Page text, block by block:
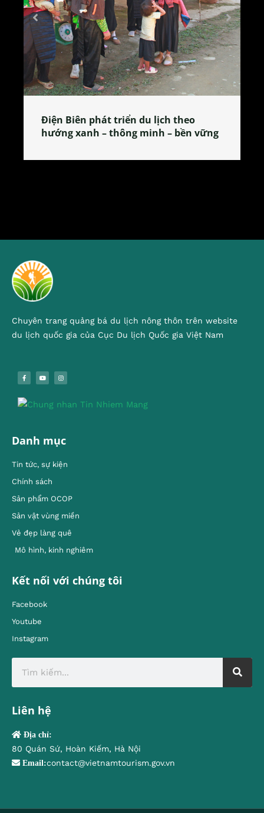
Làng làm bánh tẻ Phú Nhi – nơi lan
tỏa đặc sản xứ Đoài
Chuyên trang quảng bá du lịch nông thôn trên website
du lịch quốc gia của Cục Du lịch Quốc gia Việt Nam
Danh mục
Tin tức, sự kiện
Chính sách
Sản phẩm OCOP
Sản vật vùng miền
Vẻ đẹp làng quê
Mô hình, kinh nghiêm
Kết nối với chúng tôi
Facebook
Youtube
Instagram
Liên hệ
Địa chỉ:
80 Quán Sứ, Hoàn Kiếm, Hà Nội
Email:contact@vietnamtourism.gov.vn